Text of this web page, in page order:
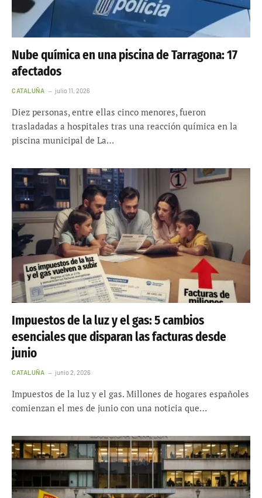
Nube química en una piscina de Tarragona: 17
afectados
CATALUÑA julio 11, 2026
Diez personas, entre ellas cinco menores, fueron
trasladadas a hospitales tras una reacción química en la
piscina municipal de La…
Impuestos de la luz y el gas: 5 cambios
esenciales que disparan las facturas desde
junio
CATALUÑA junio 2, 2026
Impuestos de la luz y el gas. Millones de hogares españoles
comienzan el mes de junio con una noticia que…